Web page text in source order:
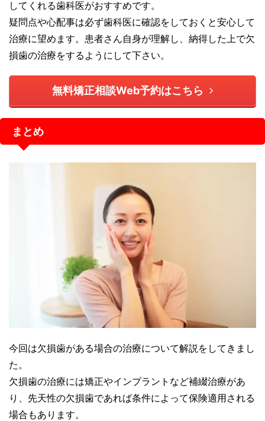
してくれる歯科医がおすすめです。
疑問点や心配事は必ず歯科医に確認をしておくと安心して
治療に望めます。患者さん自身が理解し、納得した上で欠
損歯の治療をするようにして下さい。
無料矯正相談Web予約はこちら
まとめ
今回は欠損歯がある場合の治療について解説をしてきまし
た。
欠損歯の治療には矯正やインプラントなど補綴治療があ
り、先天性の欠損歯であれば条件によって保険適用される
場合もあります。